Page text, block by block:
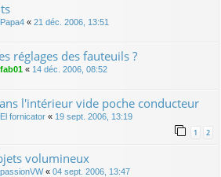
Papa4 « 21 déc. 2006, 13:51
réglages des fauteuils ?
fab01 « 14 déc. 2006, 08:52
l'intérieur vide poche conducteur
El fornicator « 19 sept. 2006, 13:19
1 2
volumineux
passionVW« 04 sept. 2006, 13:47